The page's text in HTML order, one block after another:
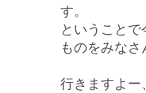
す。
ということ
ものをみな
行きますよー